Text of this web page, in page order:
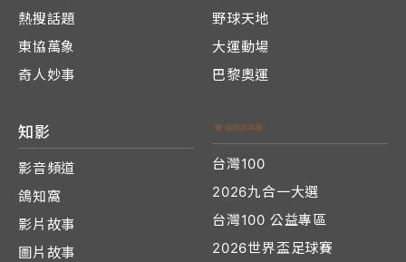
熱搜話題
東協萬象
奇人妙事
野球天地
大運動場
巴黎奧運
知影
影音頻道
鴿知窩
影片故事
圖片故事
台灣100
2026九合一大選
台灣100 公益專區
2026世界盃足球賽